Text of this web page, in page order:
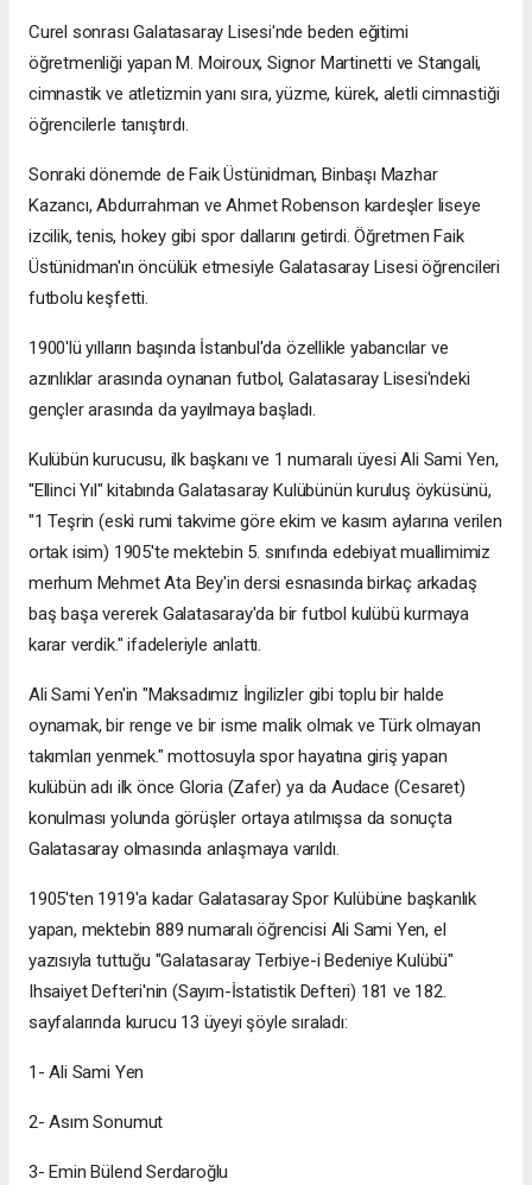
Curel sonrası Galatasaray Lisesi'nde beden eğitimi
öğretmenliği yapan M. Moiroux, Signor Martinetti ve Stangali,
cimnastik ve atletizmin yanı sıra, yüzme, kürek, aletli cimnastiği
öğrencilerle tanıştırdı.
Sonraki dönemde de Faik Üstünidman, Binbaşı Mazhar
Kazancı, Abdurrahman ve Ahmet Robenson kardeşler liseye
izcilik, tenis, hokey gibi spor dallarını getirdi. Öğretmen Faik
Üstünidman'ın öncülük etmesiyle Galatasaray Lisesi öğrencileri
futbolu keşfetti.
1900'lü yılların başında İstanbul'da özellikle yabancılar ve
azınlıklar arasında oynanan futbol, Galatasaray Lisesi'ndeki
gençler arasında da yayılmaya başladı.
Kulübün kurucusu, ilk başkanı ve 1 numaralı üyesi Ali Sami Yen,
"Ellinci Yıl" kitabında Galatasaray Kulübünün kuruluş öyküsünü,
"1 Teşrin (eski rumi takvime göre ekim ve kasım aylarına verilen
ortak isim) 1905'te mektebin 5. sınıfında edebiyat muallimimiz
merhum Mehmet Ata Bey'in dersi esnasında birkaç arkadaş
baş başa vererek Galatasaray'da bir futbol kulübü kurmaya
karar verdik." ifadeleriyle anlattı.
Ali Sami Yen'in "Maksadımız İngilizler gibi toplu bir halde
oynamak, bir renge ve bir isme malik olmak ve Türk olmayan
takımları yenmek." mottosuyla spor hayatına giriş yapan
kulübün adı ilk önce Gloria (Zafer) ya da Audace (Cesaret)
konulması yolunda görüşler ortaya atılmışsa da sonuçta
Galatasaray olmasında anlaşmaya varıldı.
1905'ten 1919'a kadar Galatasaray Spor Kulübüne başkanlık
yapan, mektebin 889 numaralı öğrencisi Ali Sami Yen, el
yazısıyla tuttuğu "Galatasaray Terbiye-i Bedeniye Kulübü"
Ihsaiyet Defteri'nin (Sayım-İstatistik Defteri) 181 ve 182.
sayfalarında kurucu 13 üyeyi şöyle sıraladı:
1- Ali Sami Yen
2- Asım Sonumut
3- Emin Bülend Serdaroğlu